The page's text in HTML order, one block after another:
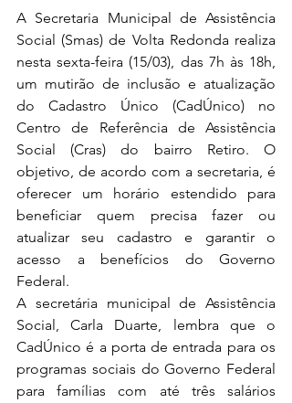
A Secretaria Municipal de Assistência
Social (Smas) de Volta Redonda realiza
nesta sexta-feira (15/03), das 7h às 18h,
um mutirão de inclusão e atualização
do Cadastro Único (CadÚnico) no
Centro de Referência de Assistência
Social (Cras) do bairro Retiro. O
objetivo, de acordo com a secretaria, é
oferecer um horário estendido para
beneficiar quem precisa fazer ou
atualizar seu cadastro e garantir o
acesso a benefícios do Governo
Federal.
A secretária municipal de Assistência
Social, Carla Duarte, lembra que o
CadÚnico é a porta de entrada para os
programas sociais do Governo Federal
para famílias com até três salários